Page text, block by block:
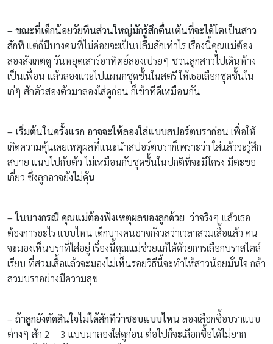
– ขณะที่เด็กน้อยวัยทีนส่วนใหญ่มักรู้สึกตื่นเต้นที่จะได้โตเป็นสาว
สักที แต่ก็มีบางคนที่ไม่ค่อยจะเป็นปลื้มสักเท่าไร เรื่องนี้คุณแม่ต้อง
ลองสังเกตดู วันหยุดเสาร์อาทิตย์ลองเปรยๆ ชวนลูกสาวไปเดินห้าง
เป็นเพื่อน แล้วลองแวะไปแผนกชุดชั้นในสตรี ให้เธอเลือกชุดชั้นใน
เก๋ๆ สักตัวสองตัวมาลองใส่ดูก่อน ก็เข้าทีดีเหมือนกัน
– เริ่มต้นในครั้งแรก อาจจะให้ลองใส่แบบสปอร์ตบราก่อน เพื่อให้
เกิดความคุ้นเคยเหตุผลที่แนะนำสปอร์ตบราก็เพราะว่า ใส่แล้วจะรู้สึก
สบาย แนบไปกับตัว ไม่เหมือนกับชุดชั้นในปกติที่จะมีโครง มีตะขอ
เกี่ยว ซึ่งลูกอาจยังไม่คุ้น
– ในบางกรณี คุณแม่ต้องฟังเหตุผลของลูกด้วย ว่าจริงๆ แล้วเธอ
ต้องการอะไร แบบไหน เด็กบางคนอาจกังวลว่าเวลาสวมเสื้อแล้ว คน
จะมองเห็นบราที่ใส่อยู่ เรื่องนี้คุณแม่ช่วยแก้ได้ด้วยการเลือกบราสไตล์
เรียบ ที่สวมเสื้อแล้วจะมองไม่เห็นรอยวิธีนี้จะทำให้สาวน้อยมั่นใจ กล้า
สวมบราอย่างมีความสุข
– ถ้าลูกยังตัดสินใจไม่ได้สักทีว่าชอบแบบไหน ลองเลือกซื้อบราแบบ
ต่างๆ สัก 2 – 3 แบบมาลองใส่ดูก่อน ต่อไปก็จะเลือกซื้อได้ไม่ยาก